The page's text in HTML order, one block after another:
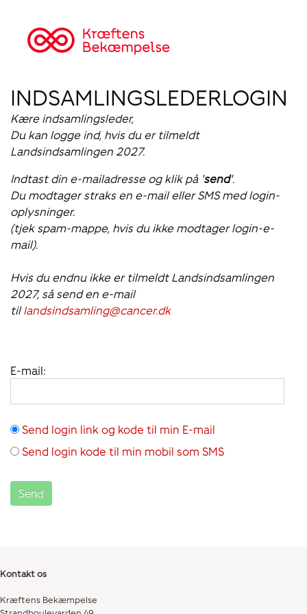
INDSAMLINGSLEDERLOGIN
Kære indsamlingsleder,
Du kan logge ind, hvis du er tilmeldt
Landsindsamlingen 2027.
Indtast din e-mailadresse og klik på 'send'.
Du modtager straks en e-mail eller SMS med login-
oplysninger.
(tjek spam-mappe, hvis du ikke modtager login-e-
mail).
Hvis du endnu ikke er tilmeldt Landsindsamlingen
2027, så send en e-mail
tillandsindsamling@cancer.dk
E-mail:
Send login link og kode til min E-mail
Send login kode til min mobil som SMS
Kontakt os
Kræftens Bekæmpelse